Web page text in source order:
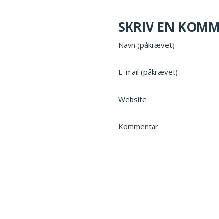
SKRIV EN
Navn (påkrævet)
E-mail (påkrævet)
Website
Kommentar